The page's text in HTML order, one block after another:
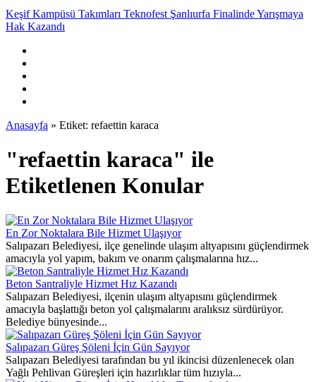
Anasayfa » Etiket: refaettin karaca
"refaettin karaca" ile
Etiketlenen Konular
En Zor Noktalara Bile Hizmet Ulaşıyor
Salıpazarı Belediyesi, ilçe genelinde ulaşım altyapısını güçlendirmek
amacıyla yol yapım, bakım ve onarım çalışmalarına hız...
Beton Santraliyle Hizmet Hız Kazandı
Salıpazarı Belediyesi, ilçenin ulaşım altyapısını güçlendirmek
amacıyla başlattığı beton yol çalışmalarını aralıksız sürdürüyor.
Belediye bünyesinde...
Salıpazarı Güreş Şöleni İçin Gün Sayıyor
Salıpazarı Belediyesi tarafından bu yıl ikincisi düzenlenecek olan
Yağlı Pehlivan Güreşleri için hazırlıklar tüm hızıyla...